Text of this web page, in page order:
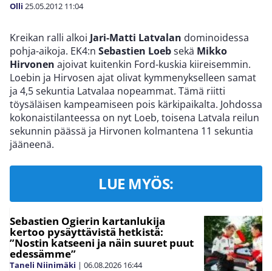
Olli 25.05.2012 11:04
Kreikan ralli alkoi Jari-Matti Latvalan dominoidessa
pohja-aikoja. EK4:n Sebastien Loebsekä Mikko
Hirvonen ajoivat kuitenkin Ford-kuskia kiireisemmin.
Loebin ja Hirvosen ajat olivat kymmenykselleen samat
ja 4,5 sekuntia Latvalaa nopeammat. Tämä riitti
töysäläisen kampeamiseen pois kärkipaikalta. Johdossa
kokonaistilanteessa on nyt Loeb, toisena Latvala reilun
sekunnin päässä ja Hirvonen kolmantena 11 sekuntia
jääneenä.
LUE MYÖS:
Sebastien Ogierin kartanlukija
kertoo pysäyttävistä hetkistä:
”Nostin katseeni ja näin suuret puut
edessämme”
Taneli Niinimäki | 06.08.2026 16:44